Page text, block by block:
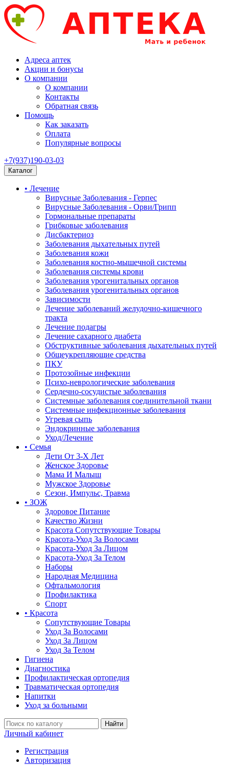
Адреса аптек
Акции и бонусы
О компании
О компании
Контакты
Обратная связь
Помощь
Как заказать
Оплата
Популярные вопросы
+7(937)190-03-03
Каталог
• Лечение
Вирусные Заболевания - Герпес
Вирусные Заболевания - Орви/Грипп
Гормональные препараты
Грибковые заболевания
Дисбактериоз
Заболевания дыхательных путей
Заболевания кожи
Заболевания костно-мышечной системы
Заболевания системы крови
Заболевания урогенитальных органов
Заболевания урогенитальных органов
Зависимости
Лечение заболеваний желудочно-кишечного
тракта
Лечение подагры
Лечение сахарного диабета
Обструктивные заболевания дыхательных путей
Общеукрепляющие средства
ПКУ
Протозойные инфекции
Психо-неврологические заболевания
Сердечно-сосудистые заболевания
Системные заболевания соединительной ткани
Системные инфекционные заболевания
Угревая сыпь
Эндокринные заболевания
Уход/Лечение
• Семья
Дети От 3-Х Лет
Женское Здоровье
Мама И Малыш
Мужское Здоровье
Сезон, Импульс, Травма
• ЗОЖ
Здоровое Питание
Качество Жизни
Красота Сопутствующие Товары
Красота-Уход За Волосами
Красота-Уход За Лицом
Красота-Уход За Телом
Наборы
Народная Медицина
Офтальмология
Профилактика
Спорт
• Красота
Сопутствующие Товары
Уход За Волосами
Уход За Лицом
Уход За Телом
Гигиена
Диагностика
Профилактическая ортопедия
Травматическая ортопедия
Напитки
Уход за больными
Найти
Личный кабинет
Регистрация
Авторизация